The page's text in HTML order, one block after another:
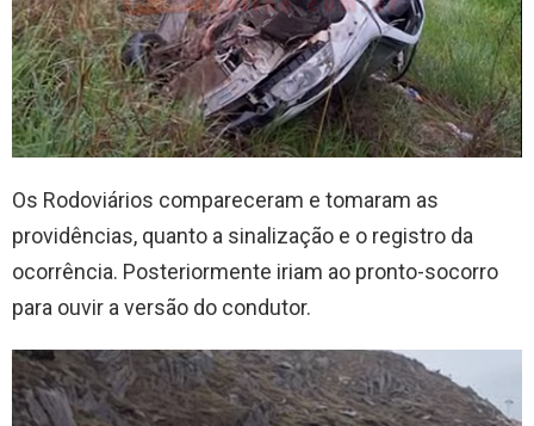
Os Rodoviários compareceram e tomaram as
providências, quanto a sinalização e o registro da
ocorrência. Posteriormente iriam ao pronto-socorro
para ouvir a versão do condutor.